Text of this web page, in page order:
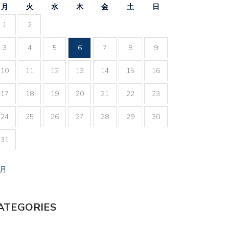
月 火 水 木 金 土
日
1
2
3 4 5 6 7 8 9
10 11 12 13 14 15 16
17 18 19 20 21 22 23
24 25 26 27 28 29 30
31